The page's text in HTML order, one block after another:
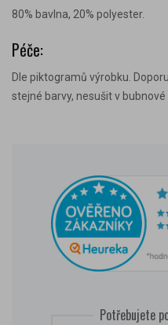
80% bavlna, 20% polyester.
Péče:
Dle piktogramů výrobku.
stejné barvy, nesušit v bubnové
Potřebujete